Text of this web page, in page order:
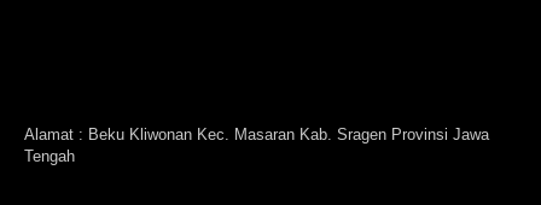
Alamat : Beku Kliwonan Kec. Masaran Kab. Sragen Provinsi Jawa
Tengah